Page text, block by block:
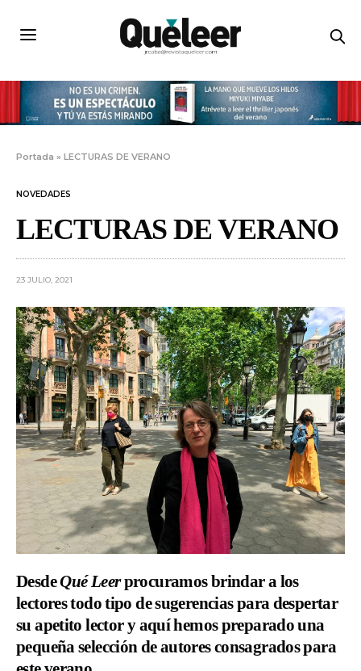
Portada »LECTURAS DE VERANO
NOVEDADES
LECTURAS DE VERANO
23 JULIO, 2021
DesdeQué Leer procuramos brindar a los
lectores todo tipo de sugerencias para despertar
su apetito lector y aquí hemos preparado una
pequeña selección de autores consagrados para